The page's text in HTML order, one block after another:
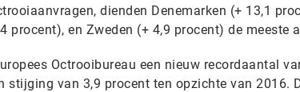
dienden Denemarken (+ 13,1
procent), en Zweden (+ 4,9 procent) de meeste
Octrooibureau een nieuw recordaantal
stijging van 3,9 procent ten opzichte van 2016.